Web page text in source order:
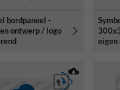
bordpaneel -
ontwerp / logo
eigen